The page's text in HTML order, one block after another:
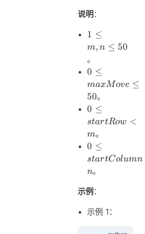
说明：
1
\le
n
\le
50
1 ≤
m, n ≤ 50
。
0 \le
maxMove
\le 50
0 ≤
maxMove ≤
50。
0 \le
startRow
< m
0 ≤
startRow <
m。
0 \le
startColumn
< n
0 ≤
startColumn
n。
示例 ：
示例 1：